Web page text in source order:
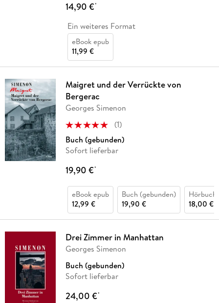
14,90 €*
Ein weiteres Format
eBook epub
11,99 €
Maigret und der Verrückte von
Bergerac
Georges Simenon
(1)
Buch (gebunden)
Sofort lieferbar
19,90 €*
eBook epub
12,99 €
Buch (gebunden)
19,90 €
Hörbuch
18,00 €
Drei Zimmer in Manhattan
Georges Simenon
Buch (gebunden)
Sofort lieferbar
24,00 €*